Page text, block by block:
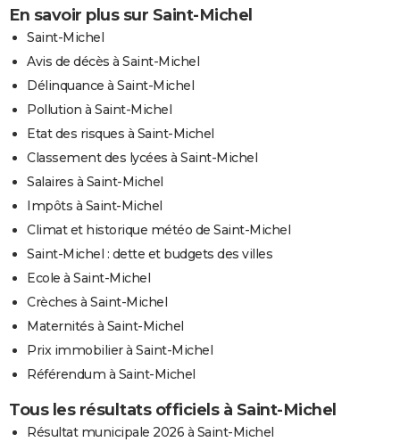
En savoir plus sur Saint-Michel
Saint-Michel
Avis de décès à Saint-Michel
Délinquance à Saint-Michel
Pollution à Saint-Michel
Etat des risques à Saint-Michel
Classement des lycées à Saint-Michel
Salaires à Saint-Michel
Impôts à Saint-Michel
Climat et historique météo de Saint-Michel
Saint-Michel : dette et budgets des villes
Ecole à Saint-Michel
Crèches à Saint-Michel
Maternités à Saint-Michel
Prix immobilier à Saint-Michel
Référendum à Saint-Michel
Tous les résultats officiels à Saint-Michel
Résultat municipale 2026 à Saint-Michel